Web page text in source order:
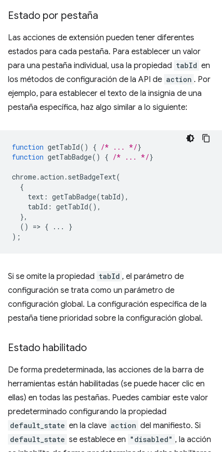
Estado por pestaña
Las acciones de extensión pueden tener diferentes
estados para cada pestaña. Para establecer un valor
para una pestaña individual, usa la propiedad tabId en
los métodos de configuración de la API de action . Por
ejemplo, para establecer el texto de la insignia de una
pestaña específica, haz algo similar a lo siguiente:
function getTabId() { /* ... */}
function getTabBadge() { /* ... */}
chrome.action . setBadgeText(
{
text : getTabBadge(tabId),
tabId : getTabId(),
},
()
=> { ...
}
);
Si se omite la propiedad tabId , el parámetro de
configuración se trata como un parámetro de
configuración global. La configuración específica de la
pestaña tiene prioridad sobre la configuración global.
Estado habilitado
De forma predeterminada, las acciones de la barra de
herramientas están habilitadas (se puede hacer clic en
ellas) en todas las pestañas. Puedes cambiar este valor
predeterminado configurando la propiedad
default_state en la clave action del manifiesto. Si
default_state se establece en "disabled" , la acción